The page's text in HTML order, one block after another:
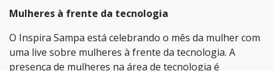
Mulheres à frente da tecnologia
O Inspira Sampa está celebrando o mês da mulher com
uma live sobre mulheres à frente da tecnologia. A
presença de mulheres na área de tecnologia é